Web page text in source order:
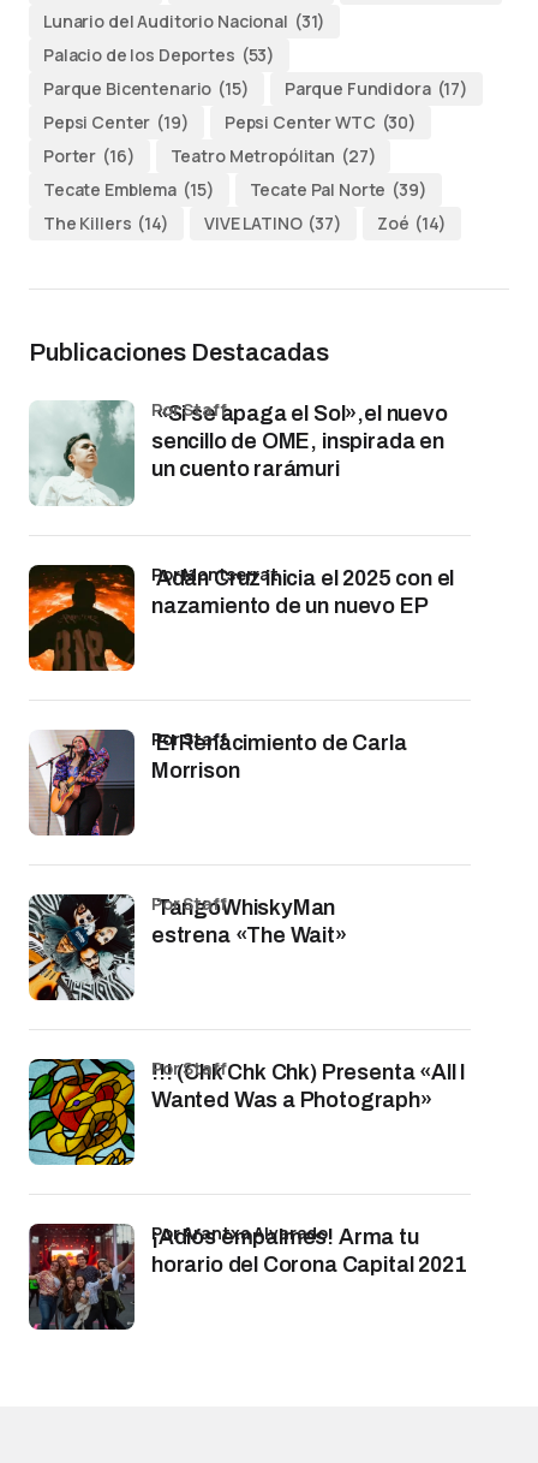
Lunario del Auditorio Nacional (31)
Palacio de los Deportes (53)
Parque Bicentenario (15) Parque Fundidora (17)
Pepsi Center (19) Pepsi Center WTC (30)
Porter (16) Teatro Metropólitan (27)
Tecate Emblema (15) Tecate Pal Norte (39)
The Killers (14) VIVE LATINO (37) Zoé (14)
Publicaciones Destacadas
«Si se apaga el Sol»,el nuevo
sencillo de OME, inspirada en
un cuento rarámuri
por Staff
Adán Cruz inicia el 2025 con el
nazamiento de un nuevo EP
por Montserrat
El Renacimiento de Carla
Morrison
por Staff
TangoWhiskyMan
estrena «The Wait»
por Staff
!!! (Chk Chk Chk) Presenta «All I
Wanted Was a Photograph»
por Staff
¡Adiós empalmes! Arma tu
horario del Corona Capital 2021
por Arantxa Alvarado